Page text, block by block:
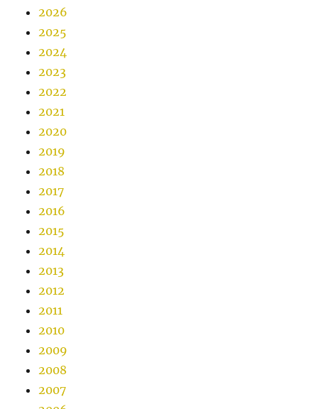
2026
2025
2024
2023
2022
2021
2020
2019
2018
2017
2016
2015
2014
2013
2012
2011
2010
2009
2008
2007